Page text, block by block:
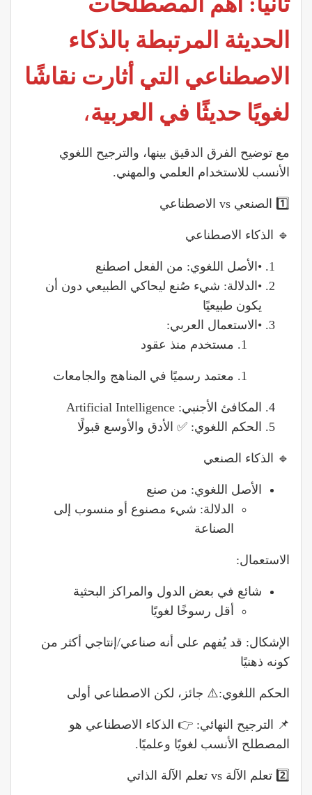
الحديثة المرتبطة بالذكاء
الاصطناعي التي أثارت نقاشًا
لغويًا حديثًا في العربية،
مع توضيح الفرق الدقيق بينها، والترجيح اللغوي
الأنسب للاستخدام العلمي والمهني.
1️⃣ الصنعي vs الاصطناعي
🔹 الذكاء الاصطناعي
•الأصل اللغوي: من الفعل اصطنع
•الدلالة: شيء صُنع ليحاكي الطبيعي دون أن
يكون طبيعيًا
•الاستعمال العربي:
مستخدم منذ عقود
معتمد رسميًا في المناهج والجامعات
المكافئ الأجنبي: Artificial Intelligence
الحكم اللغوي: ✅ الأدق والأوسع قبولًا
🔹 الذكاء الصنعي
الأصل اللغوي: من صنع
الدلالة: شيء مصنوع أو منسوب إلى
الصناعة
الاستعمال:
شائع في بعض الدول والمراكز البحثية
أقل رسوخًا لغويًا
الإشكال: قد يُفهم على أنه صناعي/إنتاجي أكثر من
كونه ذهنيًا
الحكم اللغوي:⚠️ جائز، لكن الاصطناعي أولى
📌 الترجيح النهائي: 👉 الذكاء الاصطناعي هو
المصطلح الأنسب لغويًا وعلميًا.
2️⃣ تعلم الآلة vs تعلم الآلة الذاتي